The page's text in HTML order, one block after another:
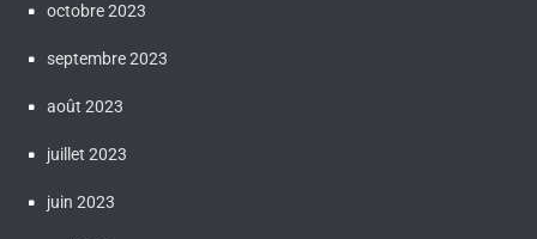
octobre 2023
septembre 2023
août 2023
juillet 2023
juin 2023